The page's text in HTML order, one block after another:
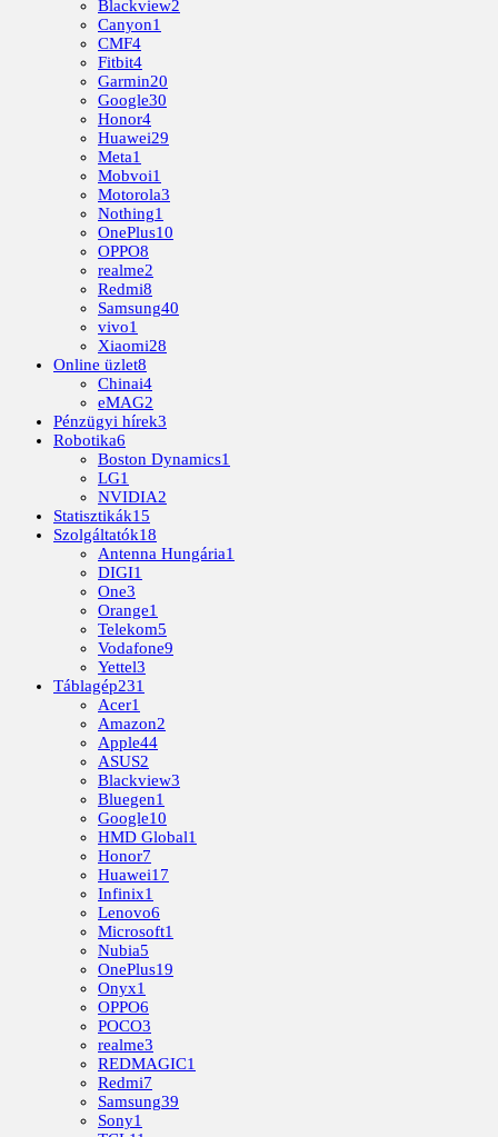
Blackview2
Canyon1
CMF4
Fitbit4
Garmin20
Google30
Honor4
Huawei29
Meta1
Mobvoi1
Motorola3
Nothing1
OnePlus10
OPPO8
realme2
Redmi8
Samsung40
vivo1
Xiaomi28
Online üzlet8
Chinai4
eMAG2
Pénzügyi hírek3
Robotika6
Boston Dynamics1
LG1
NVIDIA2
Statisztikák15
Szolgáltatók18
Antenna Hungária1
DIGI1
One3
Orange1
Telekom5
Vodafone9
Yettel3
Táblagép231
Acer1
Amazon2
Apple44
ASUS2
Blackview3
Bluegen1
Google10
HMD Global1
Honor7
Huawei17
Infinix1
Lenovo6
Microsoft1
Nubia5
OnePlus19
Onyx1
OPPO6
POCO3
realme3
REDMAGIC1
Redmi7
Samsung39
Sony1